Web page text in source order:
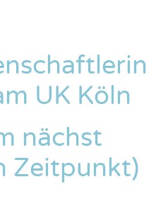
UK Köln
nächst
Zeitpunkt)